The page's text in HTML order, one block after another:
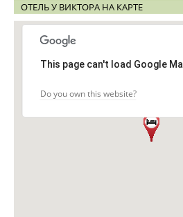
ОТЕЛЬ У ВИКТОРА НА КАРТЕ
This page can't load Google
Do you own this website?